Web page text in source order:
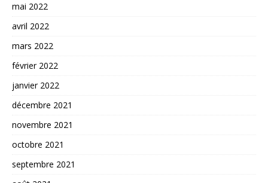
mai 2022
avril 2022
mars 2022
février 2022
janvier 2022
décembre 2021
novembre 2021
octobre 2021
septembre 2021